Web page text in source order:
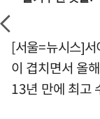
[서울=뉴시스]
이 겹치면서 올
13년 만에 최고